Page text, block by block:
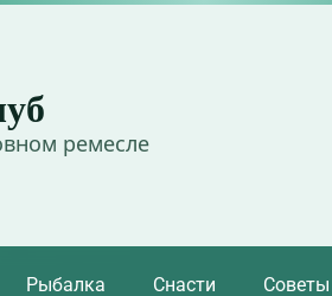
ремесле
Рыбалка Снасти Советы